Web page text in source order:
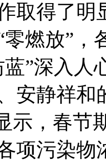
取得了明
燃放”，
”深入
安静祥和
示，春节
项污染物